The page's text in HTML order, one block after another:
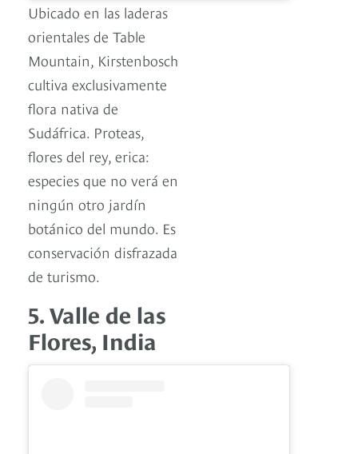
Ubicado en las laderas
orientales de Table
Mountain, Kirstenbosch
cultiva exclusivamente
flora nativa de
Sudáfrica. Proteas,
flores del rey, erica:
especies que no verá en
ningún otro jardín
botánico del mundo. Es
conservación disfrazada
de turismo.
5. Valle de las
Flores, India